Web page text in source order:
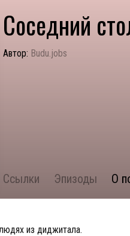
Соседний
Автор: Budu.jobs
Ссылки Эпизоды О
из диджитала.